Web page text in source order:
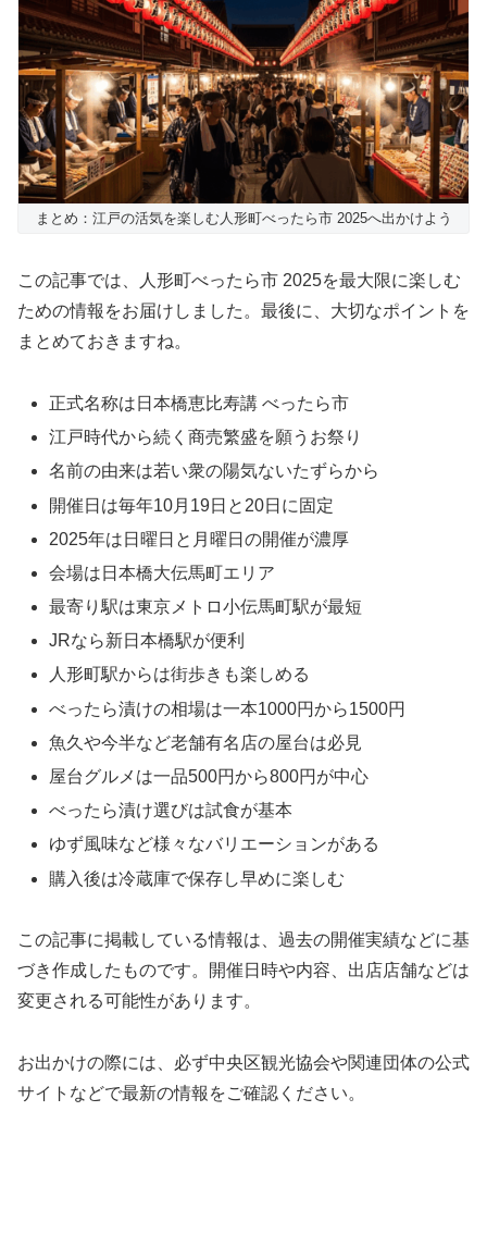
まとめ：江戸の活気を楽しむ人形町べったら市 2025へ出かけよう
この記事では、人形町べったら市 2025を最大限に楽しむ
ための情報をお届けしました。最後に、大切なポイントを
まとめておきますね。
正式名称は日本橋恵比寿講 べったら市
江戸時代から続く商売繁盛を願うお祭り
名前の由来は若い衆の陽気ないたずらから
開催日は毎年10月19日と20日に固定
2025年は日曜日と月曜日の開催が濃厚
会場は日本橋大伝馬町エリア
最寄り駅は東京メトロ小伝馬町駅が最短
JRなら新日本橋駅が便利
人形町駅からは街歩きも楽しめる
べったら漬けの相場は一本1000円から1500円
魚久や今半など老舗有名店の屋台は必見
屋台グルメは一品500円から800円が中心
べったら漬け選びは試食が基本
ゆず風味など様々なバリエーションがある
購入後は冷蔵庫で保存し早めに楽しむ
この記事に掲載している情報は、過去の開催実績などに基
づき作成したものです。開催日時や内容、出店店舗などは
変更される可能性があります。
お出かけの際には、必ず中央区観光協会や関連団体の公式
サイトなどで最新の情報をご確認ください。